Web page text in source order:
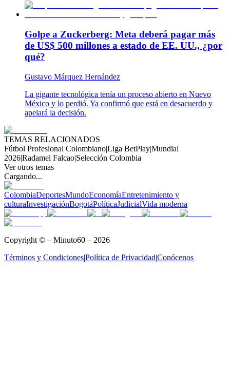
Golpe a Zuckerberg: Meta deberá pagar más
de US$ 500 millones a estado de EE. UU., ¿por
qué?
Gustavo Márquez Hernández
La gigante tecnológica tenía un proceso abierto en Nuevo
México y lo perdió. Ya confirmó que está en desacuerdo y
apelará la decisión.
TEMAS RELACIONADOS
Fútbol Profesional Colombiano|Liga BetPlay|Mundial
2026|Radamel Falcao|Selección Colombia
Ver otros temas
Cargando...
ColombiaDeportesMundoEconomíaEntretenimiento y
culturaInvestigaciónBogotáPolíticaJudicialVida moderna
Copyright © – Minuto60 – 2026
Términos y Condiciones|Política de Privacidad|Conócenos